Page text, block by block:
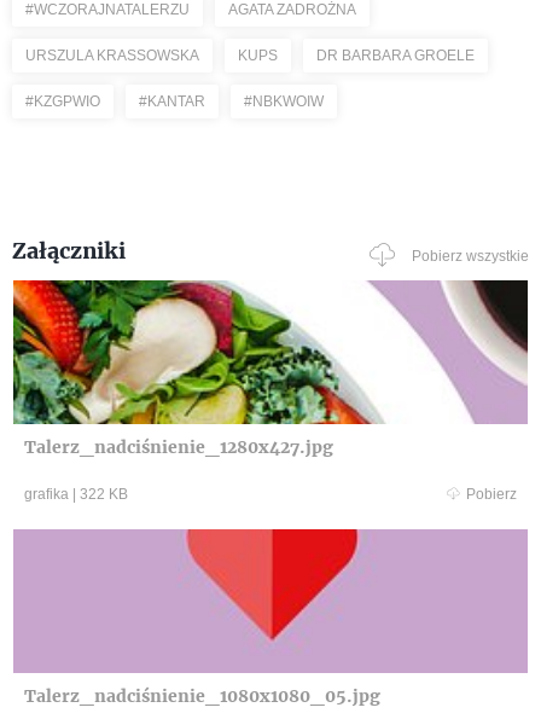
#WCZORAJNATALERZU AGATA ZADROŻNA
URSZULA KRASSOWSKA KUPS DR BARBARA GROELE
#KZGPWIO #KANTAR #NBKWOIW
Załączniki Pobierz wszystkie
Talerz_nadciśnienie_1280x427.jpg
grafika 322 KB Pobierz
Talerz_nadciśnienie_1080x1080_05.jpg